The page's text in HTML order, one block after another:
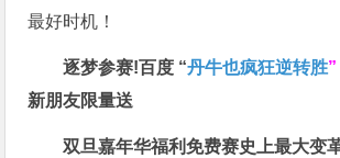
最好时机！
逐梦参赛!百度 “丹牛也疯狂逆转胜”
新朋友限量送
双旦嘉年华福利免费赛史上最大变